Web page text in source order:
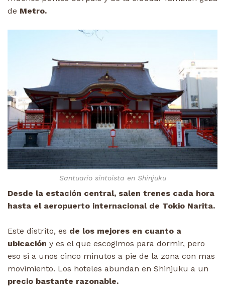
de Metro.
Santuario sintoista en Shinjuku
Desde la estación central, salen trenes cada hora
hasta el aeropuerto internacional de Tokio Narita.
Este distrito, es de los mejores en cuanto a
ubicación y es el que escogimos para dormir, pero
eso si a unos cinco minutos a pie de la zona con mas
movimiento. Los hoteles abundan en Shinjuku a un
precio bastante razonable.